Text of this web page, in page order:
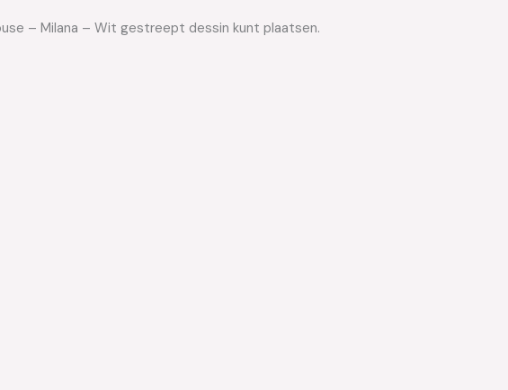
– Milana – Wit gestreept dessin kunt plaatsen.